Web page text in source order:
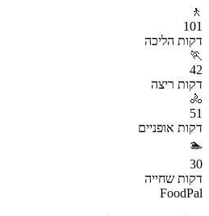
🚶
101
דקות הליכה
🏃
42
דקות ריצה
🚴
51
דקות אופניים
🏊
30
דקות שחייה
FoodPal